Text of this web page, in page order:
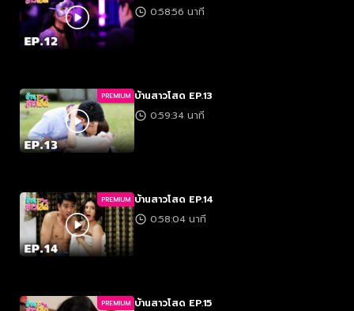
0:58:56 นาที
PREMIUM บ้านสาวโสด EP.13
0:59:34 นาที
PREMIUM บ้านสาวโสด EP.14
0:58:04 นาที
PREMIUM บ้านสาวโสด EP.15